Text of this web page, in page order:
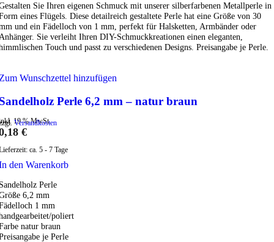
Sie Ihren eigenen Schmuck mit unserer silberfarbenen Metallperle in
eines Flügels. Diese detailreich gestaltete Perle hat eine Größe von 30
und ein Fädelloch von 1 mm, perfekt für Halsketten, Armbänder oder
Sie verleiht Ihren DIY-Schmuckkreationen einen eleganten,
Touch und passt zu verschiedenen Designs. Preisangabe je Perle.
Wunschzettel hinzufügen
Perle 6,2 mm – natur braun
19 % MwSt.
Versandkosten
€
ca. 5 - 7 Tage
den Warenkorb
Perle
6,2 mm
1 mm
poliert
natur braun
je Perle